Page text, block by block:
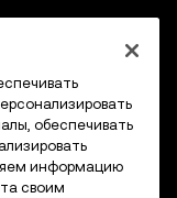
обеспечивать
информацию
своим